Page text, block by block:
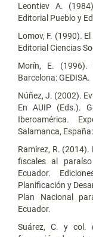
Leontiev A.
Editorial Pueblo y
Lomov, F. (1990).
Editorial Ciencias
Morín, E. (1996).
Barcelona: GEDISA.
Núñez, J. (2002).
En AUIP (Eds.).
Iberoamérica.
Salamanca,
Ramírez, R.
fiscales al
Ecuador.
Planificación y
Plan Nacional
Ecuador.
Suárez, C. y col.